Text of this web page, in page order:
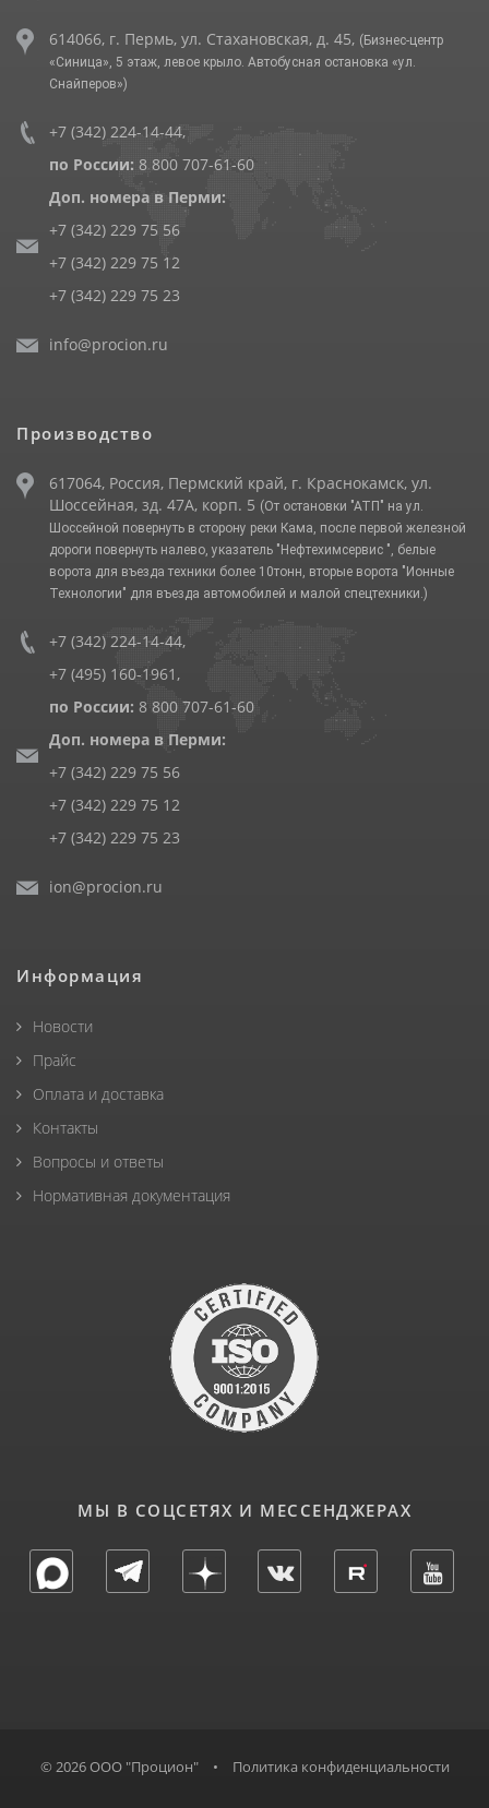
614066, г. Пермь, ул. Стахановская, д. 45, (Бизнес-центр
«Синица», 5 этаж, левое крыло. Автобусная остановка «ул.
Снайперов»)
+7 (342) 224-14-44,
по России: 8 800 707-61-60
Доп. номера в Перми:
+7 (342) 229 75 56
+7 (342) 229 75 12
+7 (342) 229 75 23
info@procion.ru
Производство
617064, Россия, Пермский край, г. Краснокамск, ул.
Шоссейная, зд. 47А, корп. 5 (От остановки "АТП" на ул.
Шоссейной повернуть в сторону реки Кама, после первой железной
дороги повернуть налево, указатель "Нефтехимсервис ", белые
ворота для въезда техники более 10тонн, вторые ворота "Ионные
Технологии" для въезда автомобилей и малой спецтехники.)
+7 (342) 224-14-44,
+7 (495) 160-1961 ,
по России: 8 800 707-61-60
Доп. номера в Перми:
+7 (342) 229 75 56
+7 (342) 229 75 12
+7 (342) 229 75 23
ion@procion.ru
Информация
Новости
Прайс
Оплата и доставка
Контакты
Вопросы и ответы
Нормативная документация
МЫ В СОЦСЕТЯХ И МЕССЕНДЖЕРАХ
© 2026 ООО "Процион" • Политика конфиденциальности